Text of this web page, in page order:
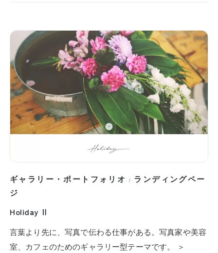
ギャラリー・ポートフォリオ / ランディングペー
ジ
Holiday Ⅱ
言葉より先に、写真で伝わる仕事がある。写真家や美容
室、カフェのためのギャラリー型テーマです。 ＞